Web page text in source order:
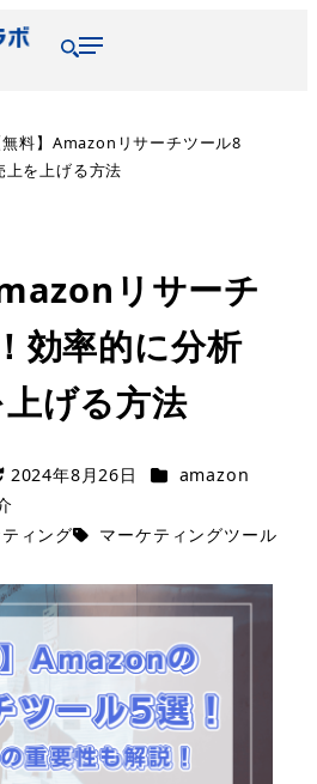
無料】Amazonリサーチツール8
を上げる方法
リサーチ
効率的に分析
げる方法
2024年8月26日
amazon
ィング マーケティングツール